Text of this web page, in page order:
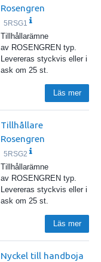
Rosengren
5RSG1
Tillhållarämne
av ROSENGREN typ.
Levereras styckvis eller i
ask om 25 st.
Läs mer
Tillhållare
Rosengren
5RSG2
Tillhållarämne
av ROSENGREN typ.
Levereras styckvis eller i
ask om 25 st.
Läs mer
Nyckel till handboja